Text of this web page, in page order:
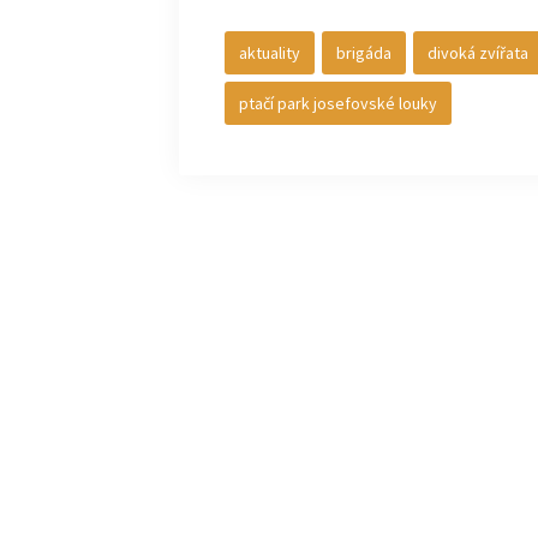
aktuality brigáda divoká zvířata
ptačí park josefovské louky